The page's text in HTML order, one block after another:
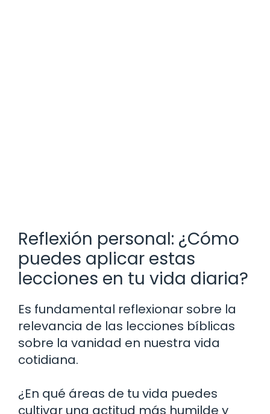
Reflexión personal: ¿Cómo
puedes aplicar estas
lecciones en tu vida diaria?
Es fundamental reflexionar sobre la
relevancia de las lecciones bíblicas
sobre la vanidad en nuestra vida
cotidiana.
¿En qué áreas de tu vida puedes
cultivar una actitud más humilde y